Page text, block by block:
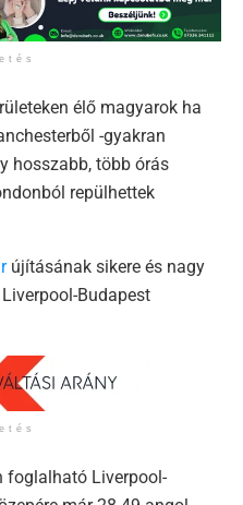
élő magyarok ha
-gyakran
hosszabb, több órás
repülhettek
újításának sikere és nagy
Budapest
Liverpool-